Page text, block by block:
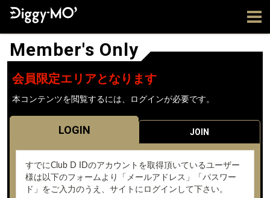
Member's Only
会員限定エリアとなります
本コンテンツを閲覧するには、ログインが必要です。
LOGIN JOIN
すでにClub D IDのアカウントを取得頂いているユーザー
様は以下のフォームより「メールアドレス」「パスワー
ド」をご入力のうえ、サイトにログインして下さい。